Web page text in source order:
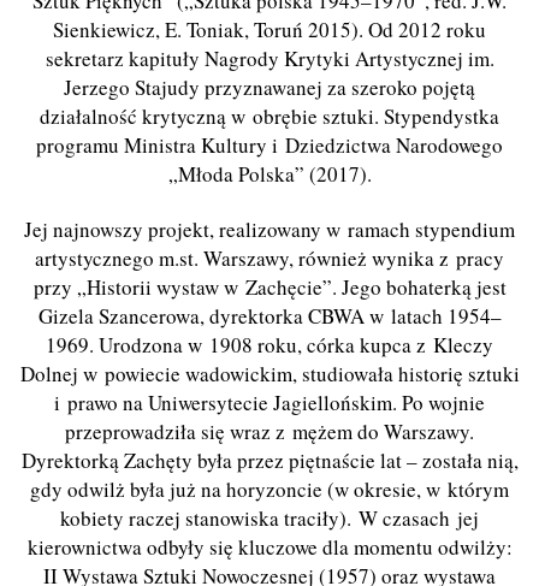
Sienkiewicz, E. Toniak, Toruń 2015). Od 2012 roku
sekretarz kapituły Nagrody Krytyki Artystycznej im.
Jerzego Stajudy przyznawanej za szeroko pojętą
działalność krytyczną w obrębie sztuki. Stypendystka
programu Ministra Kultury i Dziedzictwa Narodowego
„Młoda Polska” (2017).
Jej najnowszy projekt, realizowany w ramach stypendium
artystycznego m.st. Warszawy, również wynika z pracy
przy „Historii wystaw w Zachęcie”. Jego bohaterką jest
Gizela Szancerowa, dyrektorka CBWA w latach 1954–
1969. Urodzona w 1908 roku, córka kupca z Kleczy
Dolnej w powiecie wadowickim, studiowała historię sztuki
i prawo na Uniwersytecie Jagiellońskim. Po wojnie
przeprowadziła się wraz z mężem do Warszawy.
Dyrektorką Zachęty była przez piętnaście lat – została nią,
gdy odwilż była już na horyzoncie (w okresie, w którym
kobiety raczej stanowiska traciły). W czasach jej
kierownictwa odbyły się kluczowe dla momentu odwilży:
II Wystawa Sztuki Nowoczesnej (1957) oraz wystawa